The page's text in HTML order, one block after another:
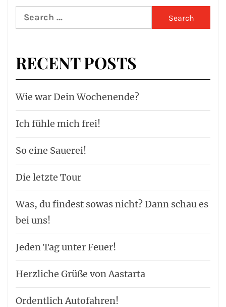
Search
for:
RECENT POSTS
Wie war Dein Wochenende?
Ich fühle mich frei!
So eine Sauerei!
Die letzte Tour
Was, du findest sowas nicht? Dann schau es
bei uns!
Jeden Tag unter Feuer!
Herzliche Grüße von Aastarta
Ordentlich Autofahren!